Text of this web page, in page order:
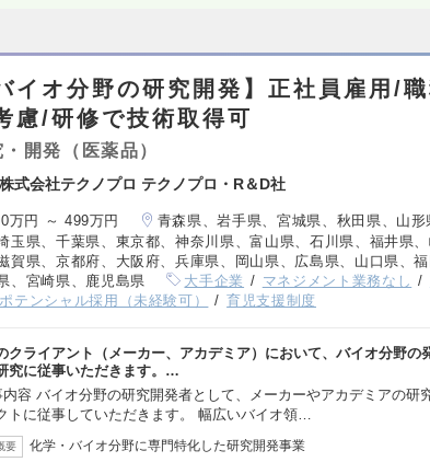
イオ分野の研究開発】正社員雇用/
慮/研修で技術取得可
開発（医薬品）
株式会社テクノプロ テクノプロ・R＆D社
万円 ～ 499万円
青森県、岩手県、宮城県、秋田県、山
玉県、千葉県、東京都、神奈川県、富山県、石川県、福井県
賀県、京都府、大阪府、兵庫県、岡山県、広島県、山口県、
、宮崎県、鹿児島県
大手企業 マネジメント業務なし
ポテンシャル採用（未経験可） 育児支援制度
クライアント（メーカー、アカデミア）において、バイオ分野の
究に従事いただきます。…
容 バイオ分野の研究開発者として、メーカーやアカデミアの研
トに従事していただきます。 幅広いバイオ領…
要 化学・バイオ分野に専門特化した研究開発事業